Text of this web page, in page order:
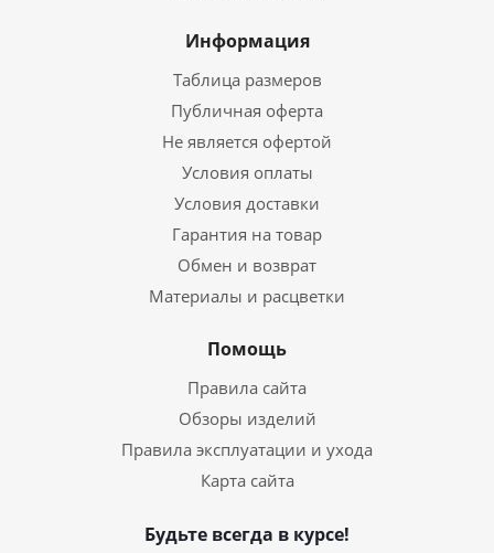
Информация
Таблица размеров
Публичная оферта
Не является офертой
Условия оплаты
Условия доставки
Гарантия на товар
Обмен и возврат
Материалы и расцветки
Помощь
Правила сайта
Обзоры изделий
Правила эксплуатации и ухода
Карта сайта
Будьте всегда в курсе!